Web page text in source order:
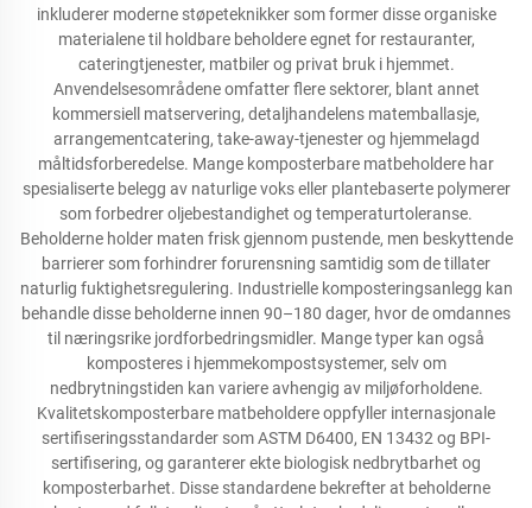
inkluderer moderne støpeteknikker som former disse organiske
materialene til holdbare beholdere egnet for restauranter,
cateringtjenester, matbiler og privat bruk i hjemmet.
Anvendelsesområdene omfatter flere sektorer, blant annet
kommersiell matservering, detaljhandelens matemballasje,
arrangementcatering, take-away-tjenester og hjemmelagd
måltidsforberedelse. Mange komposterbare matbeholdere har
spesialiserte belegg av naturlige voks eller plantebaserte polymerer
som forbedrer oljebestandighet og temperaturtoleranse.
Beholderne holder maten frisk gjennom pustende, men beskyttende
barrierer som forhindrer forurensning samtidig som de tillater
naturlig fuktighetsregulering. Industrielle komposteringsanlegg kan
behandle disse beholderne innen 90–180 dager, hvor de omdannes
til næringsrike jordforbedringsmidler. Mange typer kan også
komposteres i hjemmekompostsystemer, selv om
nedbrytningstiden kan variere avhengig av miljøforholdene.
Kvalitetskomposterbare matbeholdere oppfyller internasjonale
sertifiseringsstandarder som ASTM D6400, EN 13432 og BPI-
sertifisering, og garanterer ekte biologisk nedbrytbarhet og
komposterbarhet. Disse standardene bekrefter at beholderne